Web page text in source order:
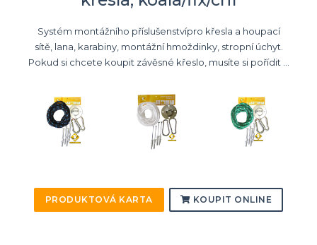
Systém montážního příslušenstvípro křesla a houpací
sítě, lana, karabiny, montážní hmoždinky, stropní úchyt.
Pokud si chcete koupit závěsné křeslo, musíte si pořídit ...
PRODUKTOVÁ KARTA KOUPIT ONLINE